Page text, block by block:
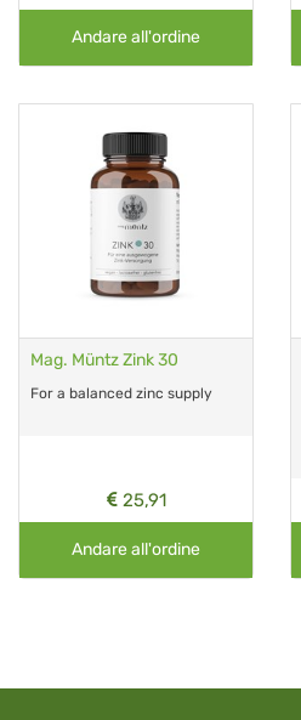
Andare all'ordine
Mag. Müntz Zink 30
For a balanced zinc supply
25,91
Andare all'ordine